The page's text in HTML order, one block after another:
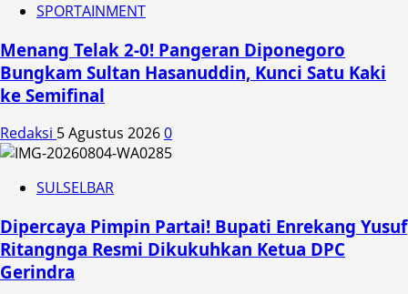
SPORTAINMENT
Menang Telak 2-0! Pangeran Diponegoro
Bungkam Sultan Hasanuddin, Kunci Satu Kaki
ke Semifinal
Redaksi 5 Agustus 20260
SULSELBAR
Dipercaya Pimpin Partai! Bupati Enrekang Yusuf
Ritangnga Resmi Dikukuhkan Ketua DPC
Gerindra